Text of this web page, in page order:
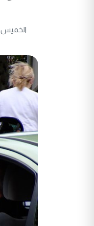
الخميس 01 تشرين الاول 2020